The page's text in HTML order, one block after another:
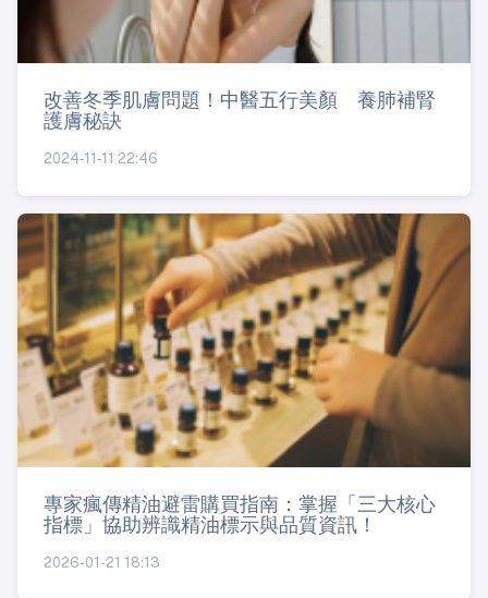
改善冬季肌膚問題！中醫五行美顏 養肺補腎
護膚秘訣
2024-11-11 22:46
專家瘋傳精油避雷購買指南：掌握「三大核心
指標」協助辨識精油標示與品質資訊！
2026-01-21 18:13